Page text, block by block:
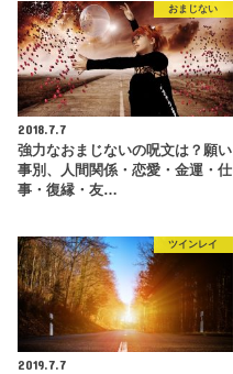
おまじない
2018.7.7
強力なおまじないの呪文は？願い
事別、人間関係・恋愛・金運・仕
事・復縁・友…
ツインレイ
2019.7.7